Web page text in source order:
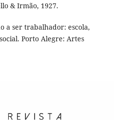
& Irmão, 1927.
a ser trabalhador: escola,
Porto Alegre: Artes